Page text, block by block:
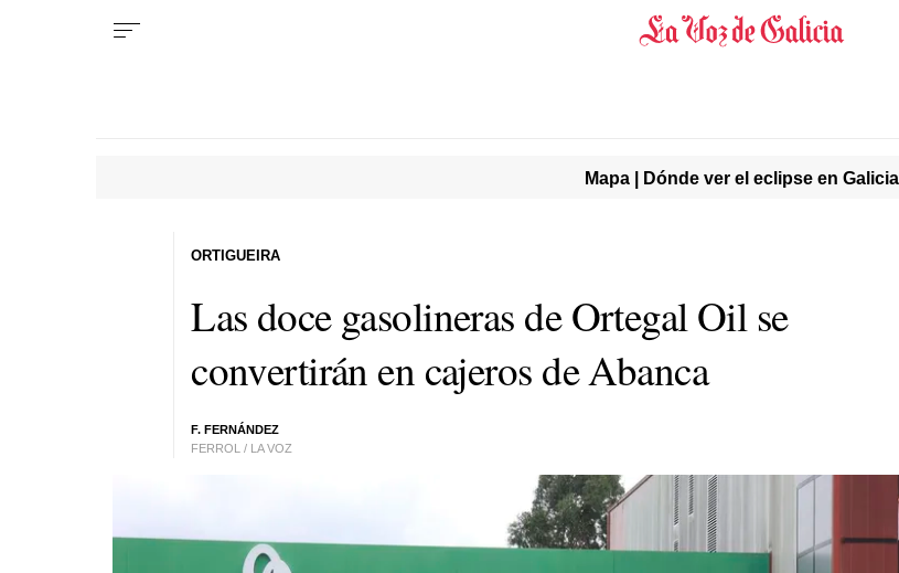
Mapa | Dónde ver el eclipse en Galicia
Las doce gasolineras de Ortegal Oil se
convertirán en cajeros de Abanca
F. FERNÁNDEZ
FERROL / LA VOZ
ORTIGUEIRA